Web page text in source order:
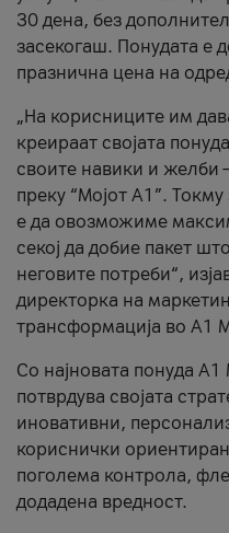
30 дена, без
засекогаш. Понудата е
празнична цена на
„На корисниците им
креираат својата
своите навики и желби
преку “Мојот А1”.
е да овозможиме
секој да добие пакет
неговите потреби“,
директорка на
трансформација во А1
Со најновата понуда
потврдува својата
иновативни,
кориснички
поголема контрола,
додадена вредност.